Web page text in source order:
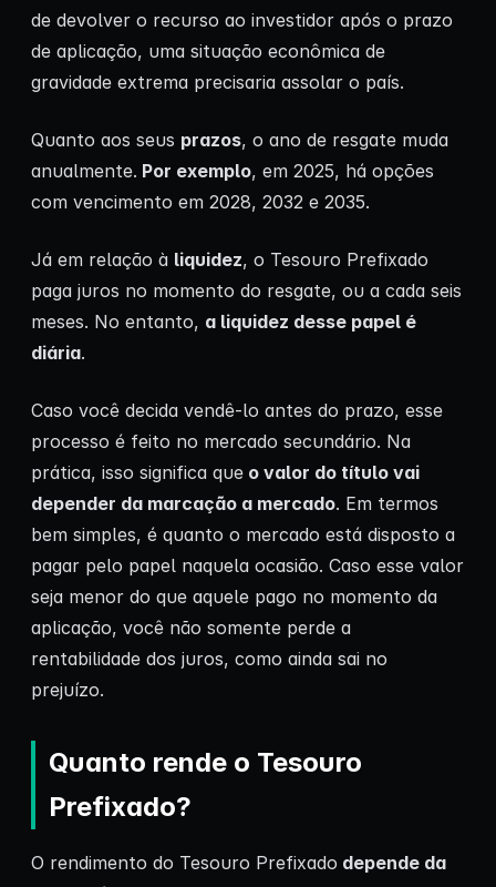
de devolver o recurso ao investidor após o prazo
de aplicação, uma situação econômica de
gravidade extrema precisaria assolar o país.
Quanto aos seus prazos, o ano de resgate muda
anualmente. Por exemplo, em 2025, há opções
com vencimento em 2028, 2032 e 2035.
Já em relação à liquidez, o Tesouro Prefixado
paga juros no momento do resgate, ou a cada seis
meses. No entanto, a liquidez desse papel é
diária.
Caso você decida vendê-lo antes do prazo, esse
processo é feito no mercado secundário. Na
prática, isso significa que o valor do título vai
depender da marcação a mercado. Em termos
bem simples, é quanto o mercado está disposto a
pagar pelo papel naquela ocasião. Caso esse valor
seja menor do que aquele pago no momento da
aplicação, você não somente perde a
rentabilidade dos juros, como ainda sai no
prejuízo.
Quanto rende o Tesouro
Prefixado?
O rendimento do Tesouro Prefixado depende da